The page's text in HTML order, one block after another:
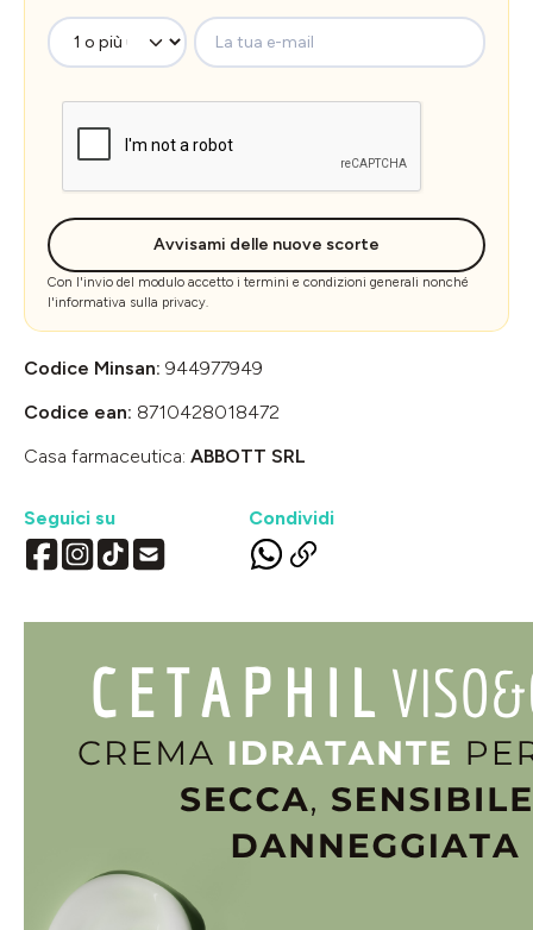
La tua e-mail
Avvisami delle nuove scorte
Con l'invio del modulo accetto i termini e condizioni generali nonché
l'informativa sulla privacy.
Codice Minsan: 944977949
Codice ean: 8710428018472
Casa farmaceutica: ABBOTT SRL
Seguici su Condividi